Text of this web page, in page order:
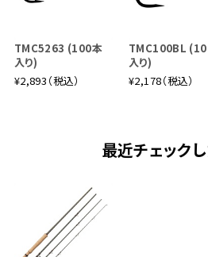
です。高強度、高弾性のSグラスを
ルも思いのままです。また、エキ
流のロングレンジの釣りも楽しいで
フィッシングレンジは目の前から12
軽快なフィーリングで渓流を釣
7'6"、#3、4pc
日本の渓流で使いやすいスペック
TMC5263 (100本
入り)
¥2,893（税込）
TMC100BL
入り)
¥2,178（税込）
最近チェック